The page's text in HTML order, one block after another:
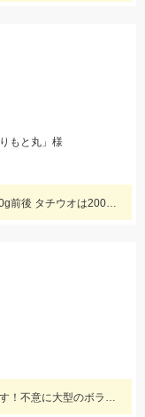
もと丸」様
タイラバは60g～80g前後 ジギングは120g前後 タチウオは200gを使用しました
電気ウキ＆胴付きでセイゴが良く釣れます！不意に大型のボラが釣れることもあるので、ネットがあると安心です。